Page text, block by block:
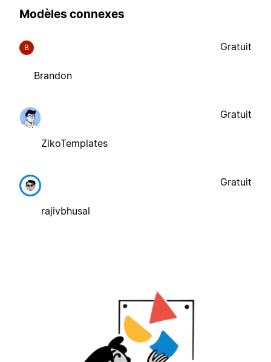
Modèles connexes
B
Brandon
Gratuit
ZikoTemplates
Gratuit
rajivbhusal
Gratuit